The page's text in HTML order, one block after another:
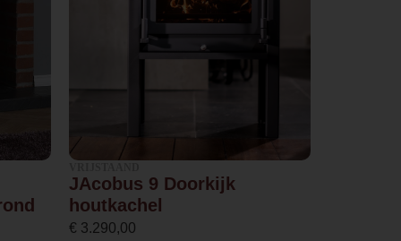
JAcobus 9 Doorkijk
houtkachel
€ 3.290,00